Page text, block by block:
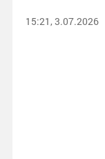
15:21, 3.07.2026